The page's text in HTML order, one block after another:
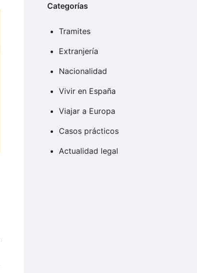
Categorías
Tramites
Extranjería
Nacionalidad
Vivir en España
Viajar a Europa
Casos prácticos
Actualidad legal